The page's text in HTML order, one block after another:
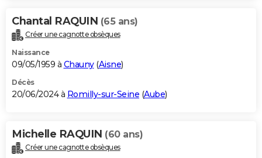
Chantal RAQUIN (65 ans)
Créer une cagnotte obsèques
Naissance
09/05/1959 à Chauny(Aisne)
Décès
20/06/2024 à Romilly-sur-Seine (Aube)
Michelle RAQUIN (60 ans)
Créer une cagnotte obsèques